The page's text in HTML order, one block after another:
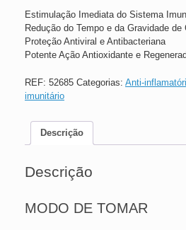
Estimulação Imediata do Sistema
Redução do Tempo e da Gravidade
Proteção Antiviral e Antibacteriana
Potente Ação Antioxidante e
REF: 52685 Categorias: Anti-
imunitário
Descrição
Descrição
MODO DE TOMAR